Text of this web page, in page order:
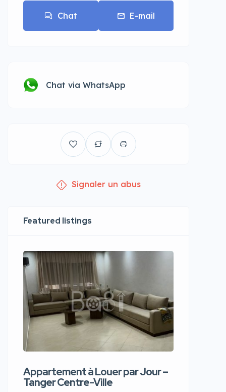
Chat E-mail
Chat via WhatsApp
Signaler un abus
Featured listings
Appartement à Louer par Jour –
Tanger Centre-Ville